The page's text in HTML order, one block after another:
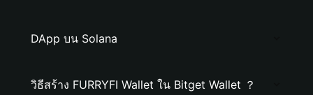
DApp บน Solana
วิธีสร้าง FURRYFI Wallet ใน Bitget Wallet ？